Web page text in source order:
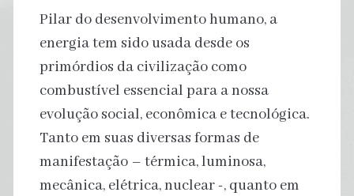
Pilar do desenvolvimento humano, a
energia tem sido usada desde os
primórdios da civilização como
combustível essencial para a nossa
evolução social, econômica e tecnológica.
Tanto em suas diversas formas de
manifestação – térmica, luminosa,
mecânica, elétrica, nuclear -, quanto em